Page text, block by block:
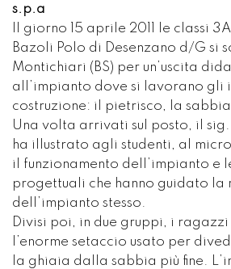
s.p.a
Il giorno 15 aprile 2011 le classi
Bazoli Polo di Desenzano d/G si
Montichiari (BS) per un’uscita
all’impianto dove si lavorano gli
costruzione: il pietrisco, la
Una volta arrivati sul posto, il
ha illustrato agli studenti, al
il funzionamento dell’impianto e
progettuali che hanno guidato la
dell’impianto stesso.
Divisi poi, in due gruppi, i ragazzi
l’enorme setaccio usato per
la ghiaia dalla sabbia più fine.